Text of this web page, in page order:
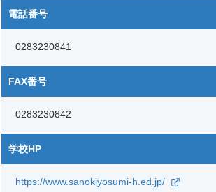
電話番号
0283230841
FAX番号
0283230842
学校HP
https://www.sanokiyosumi-h.ed.jp/